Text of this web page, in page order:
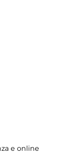
e online